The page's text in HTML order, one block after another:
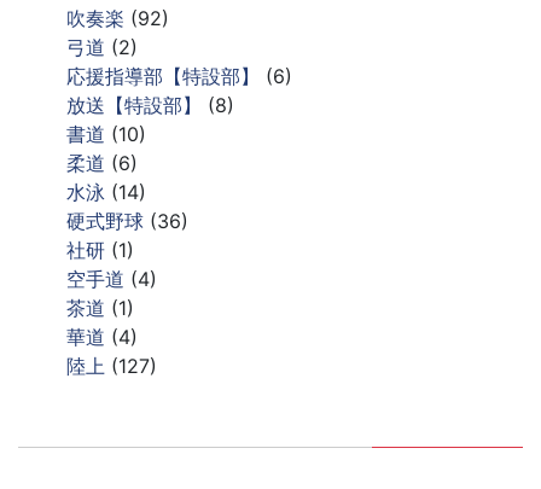
吹奏楽 (92)
弓道 (2)
応援指導部【特設部】
(6)
放送【特設部】
(8)
書道 (10)
柔道 (6)
水泳 (14)
硬式野球 (36)
社研 (1)
空手道 (4)
茶道 (1)
華道 (4)
陸上 (127)